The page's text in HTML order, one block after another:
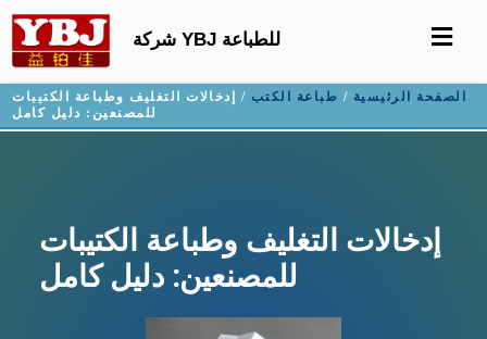
شركة YBJ للطباعة
الصفحة الرئيسية / طباعة الكتب / إدخالات التغليف وطباعة الكتيبات
للمصنعين: دليل كامل
إدخالات التغليف وطباعة الكتيبات
للمصنعين: دليل كامل